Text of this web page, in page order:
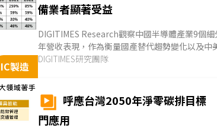
IC製造
備業者顯著受益
DIGITIMES Research觀察中國半導體產業9個
年營收表現，作為衡量國產替代趨勢變化以及中
管制等一系列制裁措...
DIGITIMES研究團隊
呼應台灣2050年淨零碳排目標
門應用